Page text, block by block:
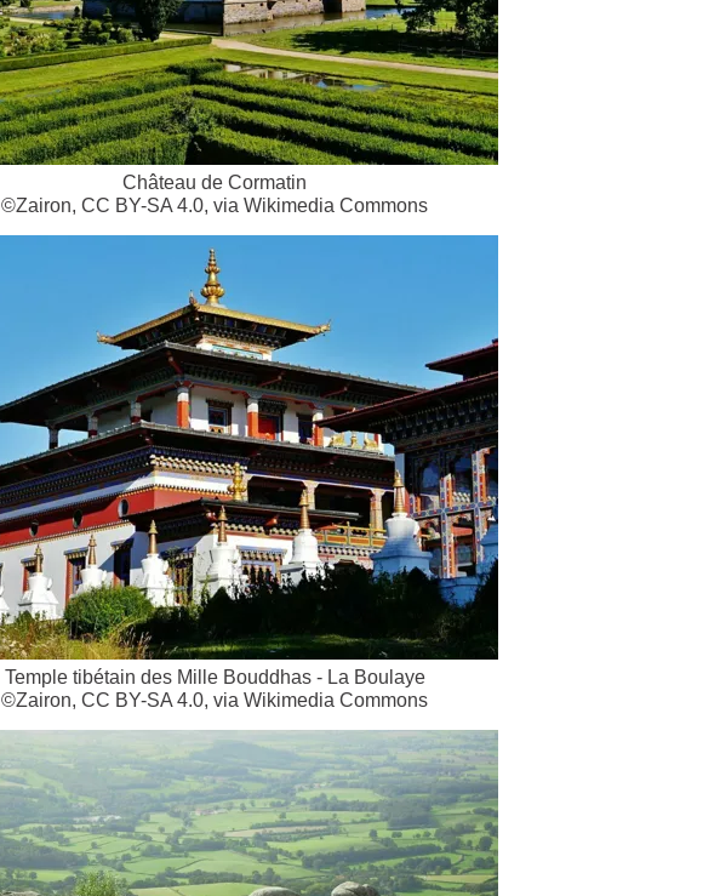
Château de Cormatin
©Zairon, CC BY-SA 4.0, via Wikimedia Commons
Temple tibétain des Mille Bouddhas - La Boulaye
©Zairon, CC BY-SA 4.0, via Wikimedia Commons